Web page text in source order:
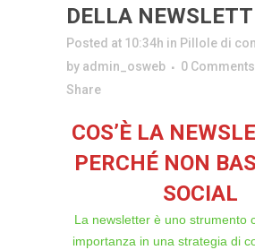
DELLA
Posted at 10:34h in Pillole di
by admin_osweb 0 Comments
Share
COS’È LA
PERCHÉ NON
SOCIAL
La newsletter è uno strumento
importanza in una strategia di